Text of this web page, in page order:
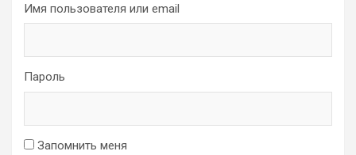
Имя пользователя или email
Пароль
Запомнить меня